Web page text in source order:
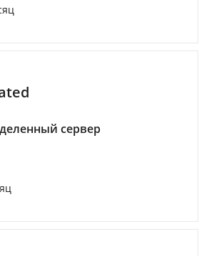
сервер